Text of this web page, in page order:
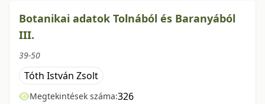
Botanikai adatok Tolnából és Baranyából
III.
39-50
Tóth István Zsolt
Megtekintések száma:326